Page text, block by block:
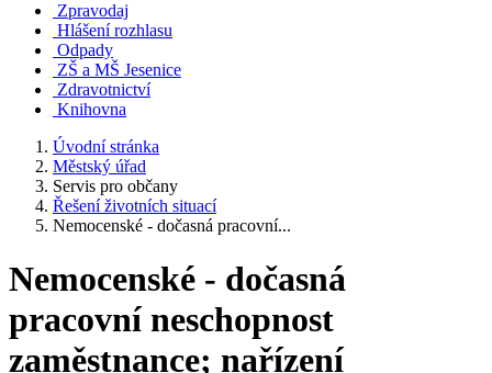
Zpravodaj
Hlášení rozhlasu
Odpady
ZŠ a MŠ Jesenice
Zdravotnictví
Knihovna
Úvodní stránka
Městský úřad
Servis pro občany
Řešení životních situací
Nemocenské - dočasná pracovní...
Nemocenské - dočasná
pracovní neschopnost
zaměstnance; nařízení